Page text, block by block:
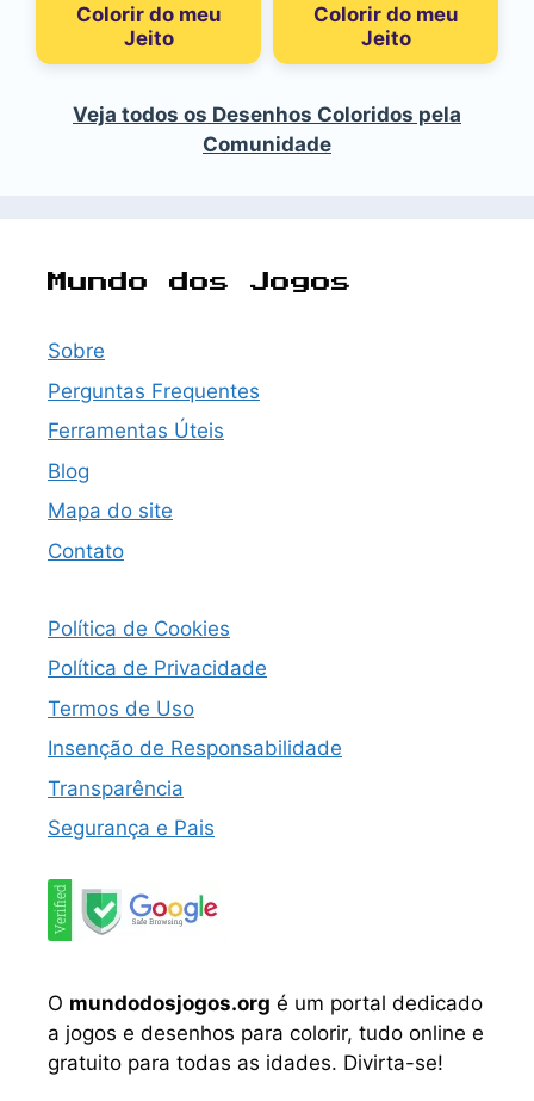
Colorir do meu
Jeito
Colorir do meu
Jeito
Veja todos os Desenhos Coloridos pela
Comunidade
Mundo dos Jogos
Sobre
Perguntas Frequentes
Ferramentas Úteis
Blog
Mapa do site
Contato
Política de Cookies
Política de Privacidade
Termos de Uso
Insenção de Responsabilidade
Transparência
Segurança e Pais
O mundodosjogos.org é um portal dedicado
a jogos e desenhos para colorir, tudo online e
gratuito para todas as idades. Divirta-se!